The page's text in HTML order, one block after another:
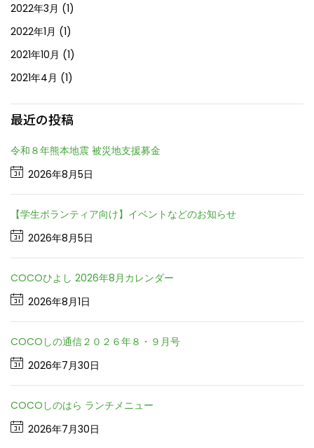
2022年3月 (1)
2022年1月 (1)
2021年10月 (1)
2021年4月 (1)
最近の投稿
令和８年熊本地震 被災地支援募金
2026年8月5日
【学生ボランティア向け】イベントなどのお知らせ
2026年8月5日
COCOひよし 2026年8月カレンダー
2026年8月1日
COCOしの通信２０２６年８・９月号
2026年7月30日
COCOしのはら ランチメニュー
2026年7月30日